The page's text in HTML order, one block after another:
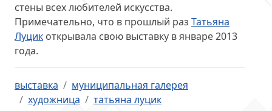
стены всех любителей искусства.
Примечательно, что в прошлый раз Татьяна
Луцик открывала свою выставку в январе 2013
года.
выставка
муниципальная галерея
художница
татьяна луцик